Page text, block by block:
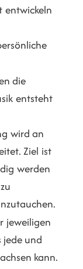
entwickeln
die
entsteht
wird an
Ziel ist
werden
jeweiligen
jede und
kann.